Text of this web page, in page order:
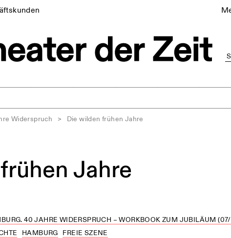
Widerspruch > Die wilden frühen Jahre
Jahre
40 JAHRE WIDERSPRUCH – WORKBOOK ZUM JUBILÄUM
HAMBURG FREIE SZENE